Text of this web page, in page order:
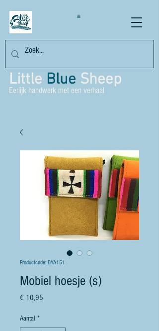
Little Blue Sheep
Eerlijk handwerk met een verhaal
Productcode: DYA151
Mobiel hoesje (s)
€ 10,95
Aantal *